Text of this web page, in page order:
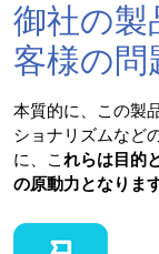
御社の製
客様の問
本質的に、この製
ショナリズムなど
に、これらは目的
の原動力となりま